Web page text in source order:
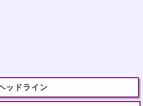
ッドライン